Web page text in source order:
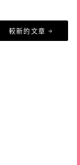
較新的文章